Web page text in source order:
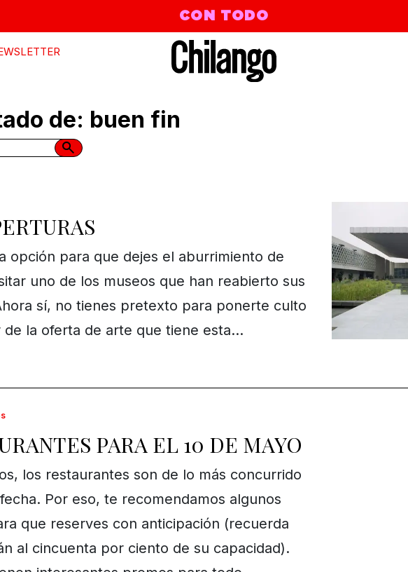
CON TODO
Travi$ Scott | Portland
de: buen fin
opción para que dejes el aburrimiento de
uno de los museos que han reabierto sus
sí, no tienes pretexto para ponerte culto
de la oferta de arte que tiene esta…
PARA EL 10 DE MAYO
los restaurantes son de lo más concurrido
Por eso, te recomendamos algunos
que reserves con anticipación (recuerda
al cincuenta por ciento de su capacidad).